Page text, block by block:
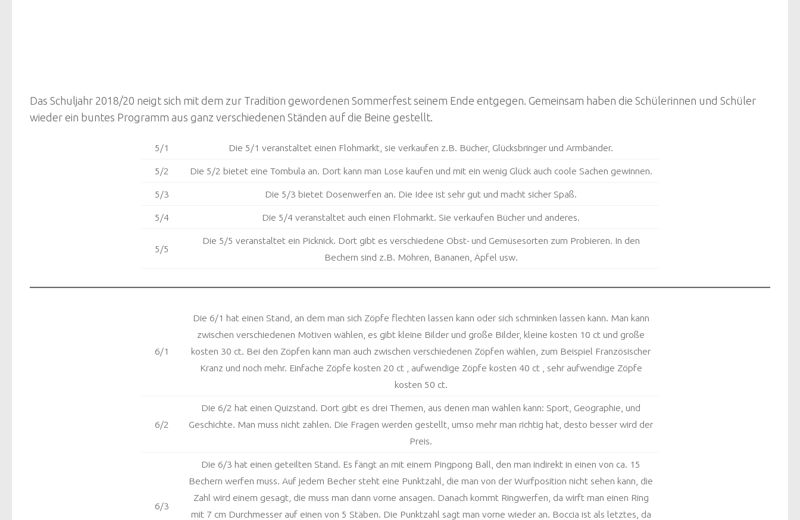
Das Schuljahr 2018/20 neigt sich mit dem zur Tradition gewordenen Sommerfest seinem Ende entgegen. Gemeinsam haben die Schülerinnen und Schüler
wieder ein buntes Programm aus ganz verschiedenen Ständen auf die Beine gestellt.
5/1 Die 5/1 veranstaltet einen Flohmarkt, sie verkaufen z.B. Bücher, Glücksbringer und Armbänder.
5/2 Die 5/2 bietet eine Tombula an. Dort kann man Lose kaufen und mit ein wenig Glück auch coole Sachen gewinnen.
5/3 Die 5/3 bietet Dosenwerfen an. Die Idee ist sehr gut und macht sicher Spaß.
5/4 Die 5/4 veranstaltet auch einen Flohmarkt. Sie verkaufen Bücher und anderes.
5/5
Die 5/5 veranstaltet ein Picknick. Dort gibt es verschiedene Obst- und Gemüsesorten zum Probieren. In den
Bechern sind z.B. Möhren, Bananen, Äpfel usw.
6/1
Die 6/1 hat einen Stand, an dem man sich Zöpfe flechten lassen kann oder sich schminken lassen kann. Man kann
zwischen verschiedenen Motiven wählen, es gibt kleine Bilder und große Bilder, kleine kosten 10 ct und große
kosten 30 ct. Bei den Zöpfen kann man auch zwischen verschiedenen Zöpfen wählen, zum Beispiel Französischer
Kranz und noch mehr. Einfache Zöpfe kosten 20 ct , aufwendige Zöpfe kosten 40 ct , sehr aufwendige Zöpfe
kosten 50 ct.
6/2
Die 6/2 hat einen Quizstand. Dort gibt es drei Themen, aus denen man wählen kann: Sport, Geographie, und
Geschichte. Man muss nicht zahlen. Die Fragen werden gestellt, umso mehr man richtig hat, desto besser wird der
Preis.
6/3
Die 6/3 hat einen geteilten Stand. Es fängt an mit einem Pingpong Ball, den man indirekt in einen von ca. 15
Bechern werfen muss. Auf jedem Becher steht eine Punktzahl, die man von der Wurfposition nicht sehen kann, die
Zahl wird einem gesagt, die muss man dann vorne ansagen. Danach kommt Ringwerfen, da wirft man einen Ring
mit 7 cm Durchmesser auf einen von 5 Stäben. Die Punktzahl sagt man vorne wieder an. Boccia ist als letztes, da